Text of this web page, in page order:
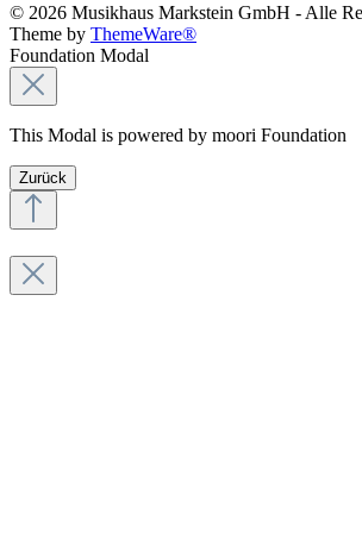
© 2026 Musikhaus Markstein GmbH - Alle
Theme by ThemeWare®
Foundation Modal
This Modal is powered by moori Foundation
Zurück